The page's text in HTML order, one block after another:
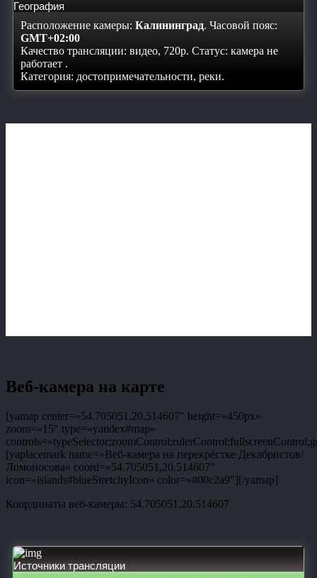
География
Расположение камеры: Калининград. Часовой пояс:
GMT+02:00
Качество трансляции: видео, 720p. Статус: камера не
работает .
Категория: достопримечательности, реки.
Веб-камера на карте
[yamap center=»54.705051,20.514607″ height=»450px»
zoom=»15″ type=»yandex#map»
[yaplacemark name=»Веб-камера на перекрёстке Декабристов/
Ломоносова» coord=»54.705051,20.514607″
icon=»islands#blueStretchyIcon» color=»#00c2a9″][/yamap]
Координаты веб-камеры: 54.705051,20.514607
Источники трансляции